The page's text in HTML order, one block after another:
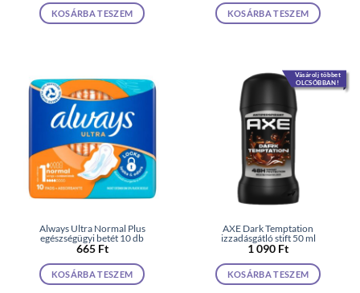
KOSÁRBA TESZEM KOSÁRBA TESZEM
Always Ultra Normal Plus
egészségügyi betét 10 db
665 Ft
KOSÁRBA TESZEM
Vásárolj többet
OLCSÓBBAN!
AXE Dark Temptation
izzadásgátló stift 50 ml
1 090 Ft
KOSÁRBA TESZEM